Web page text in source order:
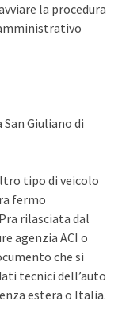
la procedura
Giuliano di
tipo di veicolo
fermo
rilasciata dal
agenzia ACI o
che si
tecnici dell’auto
estera o Italia.